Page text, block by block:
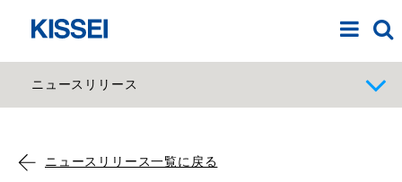
ニュースリリース
ニュースリリース一覧に戻る